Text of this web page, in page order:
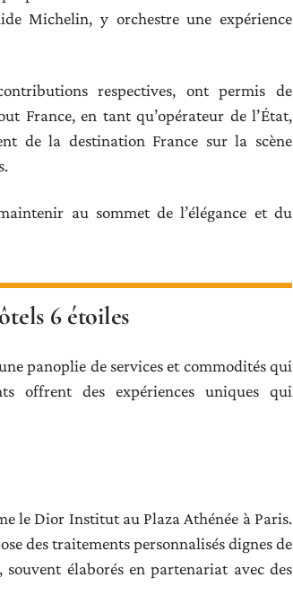
Michelin, y orchestre une expérience
respectives, ont permis de
France, en tant qu’opérateur de l’État,
de la destination France sur la scène
au sommet de l’élégance et du
6 étoiles
panoplie de services et commodités qui
offrent des expériences uniques qui
le Dior Institut au Plaza Athénée à Paris.
des traitements personnalisés dignes de
élaborés en partenariat avec des